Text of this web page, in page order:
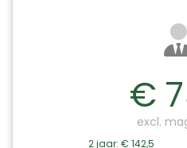
€
excl.
2 jaar: € 142,5